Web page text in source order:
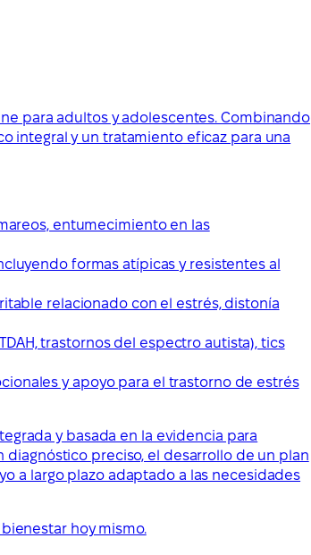
para adultos y adolescentes. Combinando
integral y un tratamiento eficaz para una
entumecimiento en las
formas atípicas y resistentes al
relacionado con el estrés, distonía
trastornos del espectro autista), tics
y apoyo para el trastorno de estrés
y basada en la evidencia para
preciso, el desarrollo de un plan
a largo plazo adaptado a las necesidades
hoy mismo.